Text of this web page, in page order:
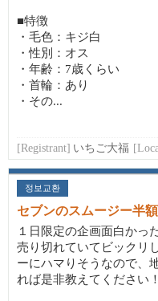
■特徴
・毛色：キジ白
・性別：オス
・年齢：7歳くらい
・首輪：あり
・その...
[Registrant] いちご大福
정보교환
セブンのスムージー半
１日限定の企画面白かっ
売り切れていてビックリ
ーにハマりそうなので、
れば是非教えてください！